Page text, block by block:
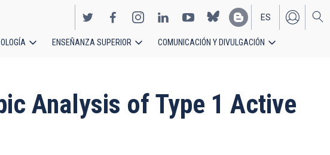
EN
ES
ENSEÑANZA SUPERIOR COMUNICACIÓN Y DIVULGACIÓN
Analysis of Type 1 Active